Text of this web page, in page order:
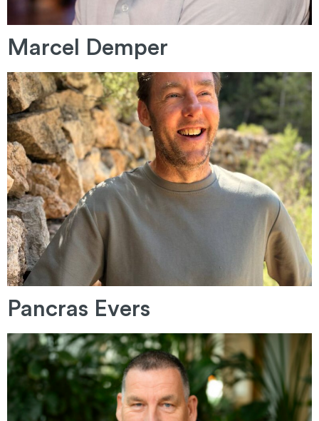
Marcel Demper
Pancras Evers